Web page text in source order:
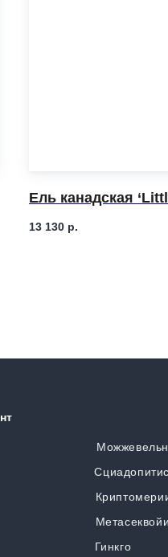
Ель канадская
13 130 р.
Метасеквойи
Гинкго